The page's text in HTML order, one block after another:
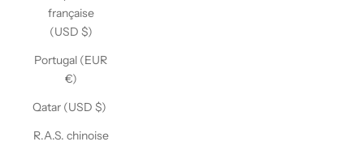
française
(USD $)
Portugal (EUR
€)
Qatar (USD $)
R.A.S. chinoise